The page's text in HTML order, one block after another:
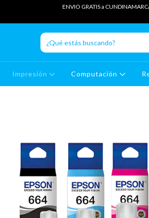
ENVIO GRATIS a
Impresión Computación